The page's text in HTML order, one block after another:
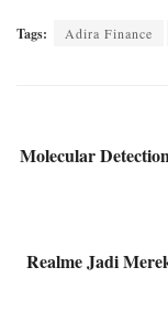
Tags: Adira Finance
Molecular
Realme Jadi